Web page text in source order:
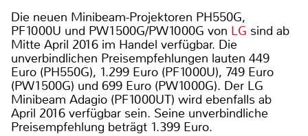
Die neuen Minibeam-Projektoren PH550G,
PF1000U und PW1500G/PW1000G von LG sind ab
Mitte April 2016 im Handel verfügbar. Die
unverbindlichen Preisempfehlungen lauten 449
Euro (PH550G), 1.299 Euro (PF1000U), 749 Euro
(PW1500G) und 699 Euro (PW1000G). Der LG
Minibeam Adagio (PF1000UT) wird ebenfalls ab
April 2016 verfügbar sein. Seine unverbindliche
Preisempfehlung beträgt 1.399 Euro.